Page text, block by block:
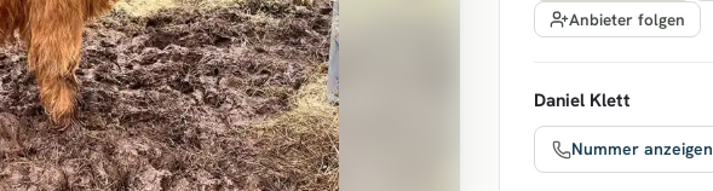
Anbieter folgen
Daniel Klett
Nummer anzeigen